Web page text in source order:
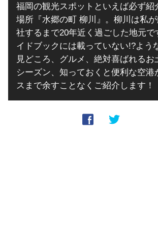
福岡の観光スポットといえば必ず紹
場所『水郷の町 柳川』。柳川は私
社するまで20年近く過ごした地元で
イドブックには載っていない!?よう
見どころ、グルメ、絶対喜ばれるお
シーズン、知っておくと便利な空港
スまで余すことなくご紹介します！